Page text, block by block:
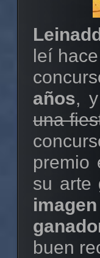
leí
años,
una
premio
su arte
buen